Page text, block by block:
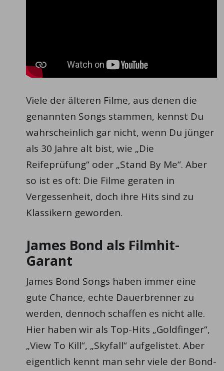
Viele der älteren Filme, aus denen die
genannten Songs stammen, kennst Du
wahrscheinlich gar nicht, wenn Du jünger
als 30 Jahre alt bist, wie „Die
Reifeprüfung“ oder „Stand By Me“. Aber
so ist es oft: Die Filme geraten in
Vergessenheit, doch ihre Hits sind zu
Klassikern geworden.
James Bond als Filmhit-
Garant
James Bond Songs haben immer eine
gute Chance, echte Dauerbrenner zu
werden, dennoch schaffen es nicht alle.
Hier haben wir als Top-Hits „Goldfinger“,
„View To Kill“, „Skyfall“ aufgelistet. Aber
eigentlich kennt man sehr viele der Bond-